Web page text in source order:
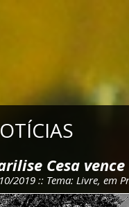
Cesa
2019 :: Tema: Livre, em